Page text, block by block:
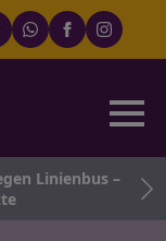
Linienbus –